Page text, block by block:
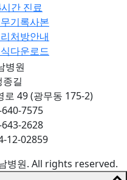
간 진료
기록사본
처방안내
다운로드
길
로 49 (광무동 175-2)
7575
2628
12-02859
병원. All rights reserved.